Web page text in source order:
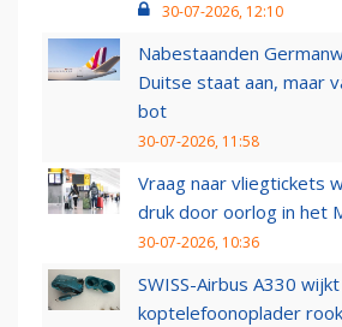
30-07-2026, 12:10
Nabestaanden
Duitse staat aan, maar
bot
30-07-2026, 11:58
Vraag naar vliegtickets
druk door oorlog in het
30-07-2026, 10:36
SWISS-Airbus A330
koptelefoonoplader